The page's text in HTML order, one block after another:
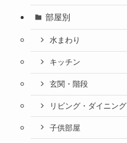
部屋別
水まわり
キッチン
玄関・階段
リビング・ダイニング
子供部屋